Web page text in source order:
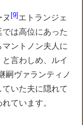
9 エトランジェ
では高位にあった
ントノン夫人に
と言わしめ、ルイ
嗣ヴァランティノ
いた夫に隠れて
ています。